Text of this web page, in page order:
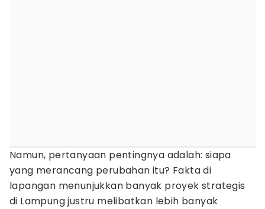
Namun, pertanyaan pentingnya adalah: siapa
yang merancang perubahan itu? Fakta di
lapangan menunjukkan banyak proyek strategis
di Lampung justru melibatkan lebih banyak